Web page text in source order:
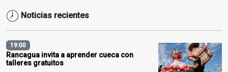
Noticias recientes
19:00
Rancagua invita a aprender cueca con
talleres gratuitos